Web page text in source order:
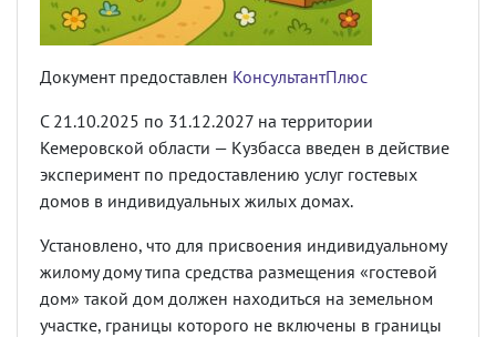
Документ предоставлен КонсультантПлюс
С 21.10.2025 по 31.12.2027 на территории
Кемеровской области — Кузбасса введен в действие
эксперимент по предоставлению услуг гостевых
домов в индивидуальных жилых домах.
Установлено, что для присвоения индивидуальному
жилому дому типа средства размещения «гостевой
дом» такой дом должен находиться на земельном
участке, границы которого не включены в границы